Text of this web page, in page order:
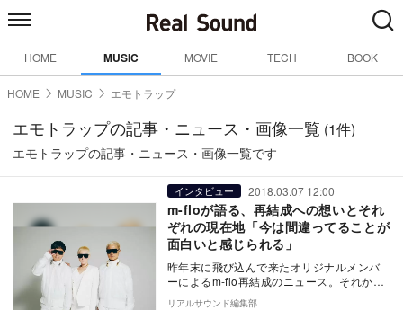
HOME MUSIC MOVIE TECH BOOK
HOME MUSIC エモトラップ
エモトラップの記事・ニュース・画像一覧 (1件)
エモトラップの記事・ニュース・画像一覧です
インタビュー 2018.03.07 12:00
m-floが語る、再結成への想いとそれ
ぞれの現在地「今は間違ってることが
面白いと感じられる」
昨年末に飛び込んで来たオリジナルメンバ
ーによるm-flo再結成のニュース。それから
3カ月。LISA、VERBAL、☆Taku T…
リアルサウンド編集部